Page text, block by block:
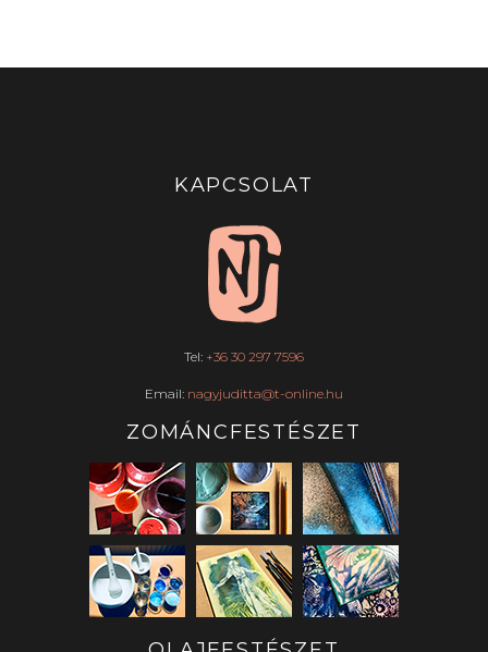
KAPCSOLAT
Tel: +36 30 297 7596
Email: nagyjuditta@t-online.hu
ZOMÁNCFESTÉSZET